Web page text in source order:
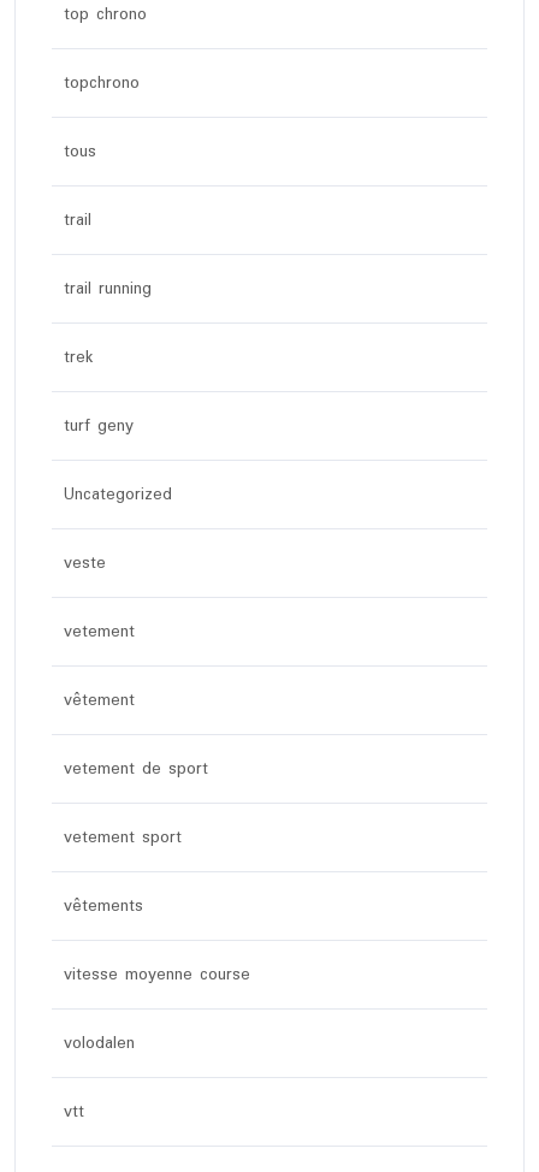
top chrono
topchrono
tous
trail
trail running
trek
turf geny
Uncategorized
veste
vetement
vêtement
vetement de sport
vetement sport
vêtements
vitesse moyenne course
volodalen
vtt